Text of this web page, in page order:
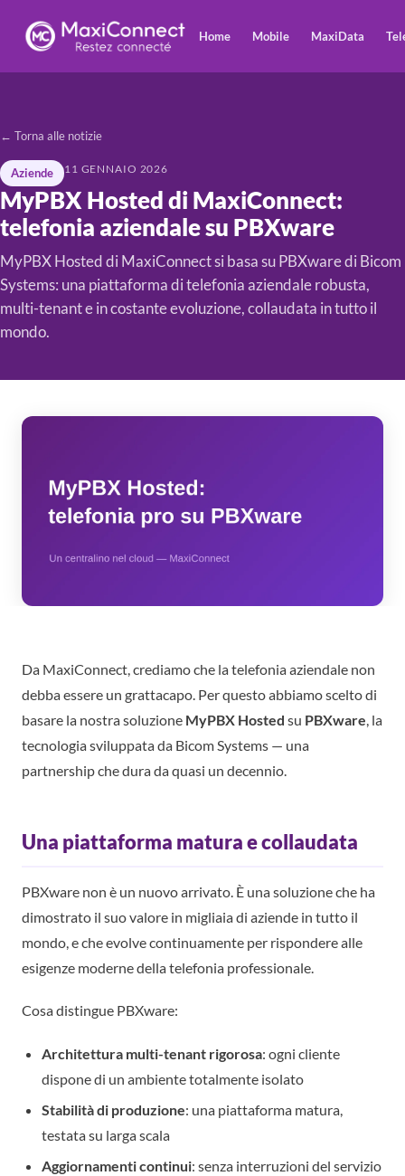
Home Mobile MaxiData
← Torna alle notizie
Aziende 11 GENNAIO 2026
MyPBX Hosted di MaxiConnect:
telefonia aziendale su PBXware
MyPBX Hosted di MaxiConnect si basa su PBXware di Bicom
Systems: una piattaforma di telefonia aziendale robusta,
multi-tenant e in costante evoluzione, collaudata in tutto il
mondo.
Da MaxiConnect, crediamo che la telefonia aziendale non
debba essere un grattacapo. Per questo abbiamo scelto di
basare la nostra soluzione MyPBX Hosted su PBXware, la
tecnologia sviluppata da Bicom Systems — una
partnership che dura da quasi un decennio.
Una piattaforma matura e collaudata
PBXware non è un nuovo arrivato. È una soluzione che ha
dimostrato il suo valore in migliaia di aziende in tutto il
mondo, e che evolve continuamente per rispondere alle
esigenze moderne della telefonia professionale.
Cosa distingue PBXware:
Architettura multi-tenant rigorosa: ogni cliente
dispone di un ambiente totalmente isolato
Stabilità di produzione: una piattaforma matura,
testata su larga scala
Aggiornamenti continui: senza interruzioni del servizio